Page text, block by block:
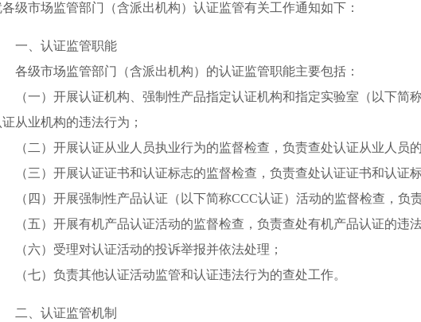
各级市场监管部门（含派出机构）认证监管有关工作通知如下：
、认证监管职能
级市场监管部门（含派出机构）的认证监管职能主要包括：
一）开展认证机构、强制性产品指定认证机构和指定实验室（以下简
从业机构的违法行为；
二）开展认证从业人员执业行为的监督检查，负责查处认证从业人员的
三）开展认证证书和认证标志的监督检查，负责查处认证证书和认证标
四）开展强制性产品认证（以下简称CCC认证）活动的监督检查，负责
五）开展有机产品认证活动的监督检查，负责查处有机产品认证的违法
六）受理对认证活动的投诉举报并依法处理；
七）负责其他认证活动监管和认证违法行为的查处工作。
、认证监管机制